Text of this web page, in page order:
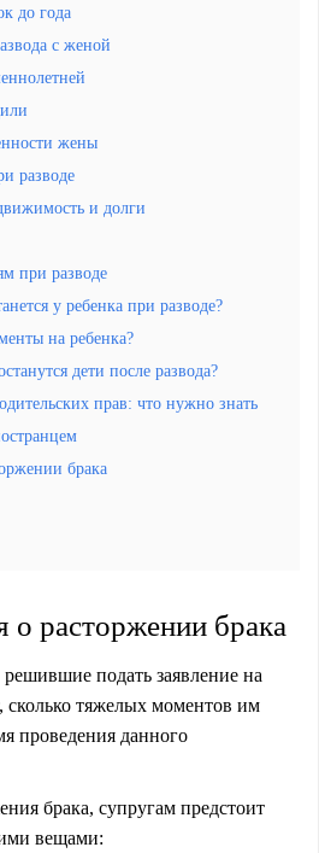
до года
с женой
жены
разводе
и долги
при разводе
у ребенка при разводе?
на ребенка?
дети после развода?
прав: что нужно знать
брака
о расторжении брака
подать заявление на
сколько тяжелых моментов им
проведения данного
брака, супругам предстоит
вещами: